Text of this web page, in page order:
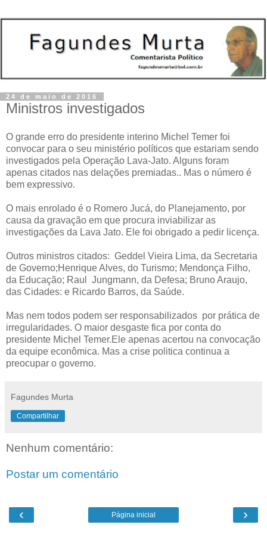
24 de maio de 2016
Ministros investigados
O grande erro do presidente interino Michel Temer foi
convocar para o seu ministério políticos que estariam sendo
investigados pela Operação Lava-Jato. Alguns foram
apenas citados nas delações premiadas.. Mas o número é
bem expressivo.
O mais enrolado é o Romero Jucá, do Planejamento, por
causa da gravação em que procura inviabilizar as
investigações da Lava Jato. Ele foi obrigado a pedir licença.
Outros ministros citados: Geddel Vieira Lima, da Secretaria
de Governo;Henrique Alves, do Turismo; Mendonça Filho,
da Educação; Raul Jungmann, da Defesa; Bruno Araujo,
das Cidades: e Ricardo Barros, da Saúde.
Mas nem todos podem ser responsabilizados por prática de
irregularidades. O maior desgaste fica por conta do
presidente Michel Temer.Ele apenas acertou na convocação
da equipe econômica. Mas a crise politica continua a
preocupar o governo.
Fagundes Murta
Compartilhar
Nenhum comentário:
Postar um comentário
‹ ›
Página inicial